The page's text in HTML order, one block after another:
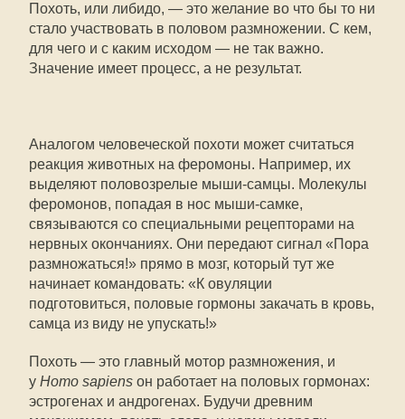
Похоть, или либидо, — это желание во что бы то ни
стало участвовать в половом размножении. С кем,
для чего и с каким исходом — не так важно.
Значение имеет процесс, а не результат.
Аналогом человеческой похоти может считаться
реакция животных на феромоны. Например, их
выделяют половозрелые мыши-самцы. Молекулы
феромонов, попадая в нос мыши-самке,
связываются со специальными рецепторами на
нервных окончаниях. Они передают сигнал «Пора
размножаться!» прямо в мозг, который тут же
начинает командовать: «К овуляции
подготовиться, половые гормоны закачать в кровь,
самца из виду не упускать!»
Похоть — это главный мотор размножения, и
у Homo sapiens он работает на половых гормонах:
эстрогенах и андрогенах. Будучи древним